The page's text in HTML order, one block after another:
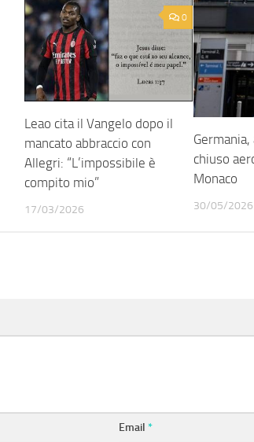
0
Leao cita il Vangelo dopo il
mancato abbraccio con
Allegri: “L’impossibile è
compito mio”
17/03/2026
chiuso
Monaco
30/05/2026
Email*